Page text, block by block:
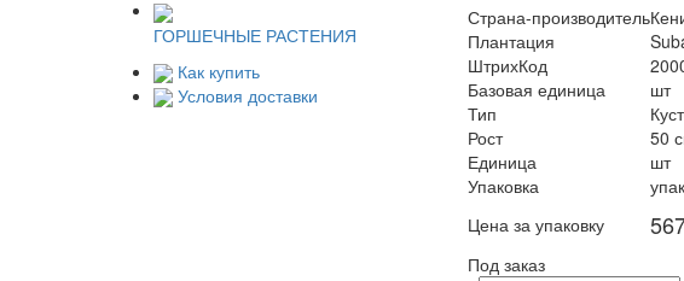
ГОРШЕЧНЫЕ РАСТЕНИЯ
Как купить
Условия доставки
Страна-производитель
Плантация
ШтрихКод
Базовая единица
шт
Тип
Рост
50
Единица
шт
Упаковка
Цена за упаковку
Под заказ